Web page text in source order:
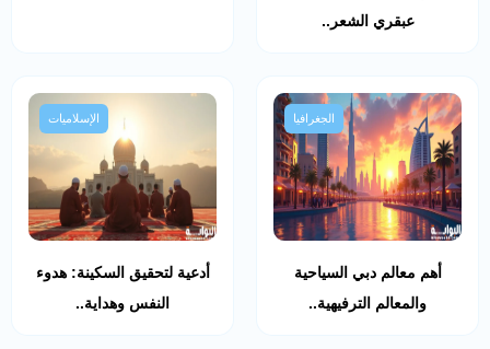
عبقري الشعر..
الجغرافيا
أهم معالم دبي السياحية
والمعالم الترفيهية..
الإسلاميات
أدعية لتحقيق السكينة: هدوء
النفس وهداية..